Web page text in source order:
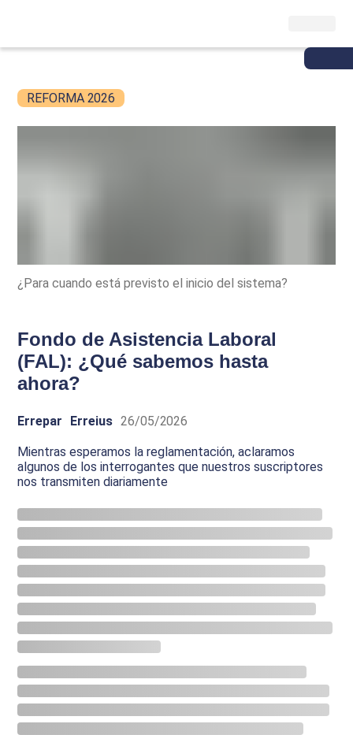
REFORMA 2026
¿Para cuando está previsto el inicio del sistema?
Fondo de Asistencia Laboral
(FAL): ¿Qué sabemos hasta
ahora?
Errepar Erreius 26/05/2026
Mientras esperamos la reglamentación, aclaramos
algunos de los interrogantes que nuestros suscriptores
nos transmiten diariamente